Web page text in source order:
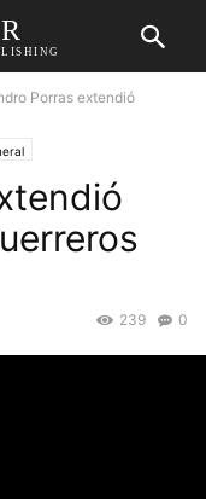
Porras extendió
0
239